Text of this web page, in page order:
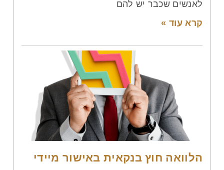
לאנשים שכבר יש להם
קרא עוד »
הלוואה חוץ בנקאית באישור מיידי